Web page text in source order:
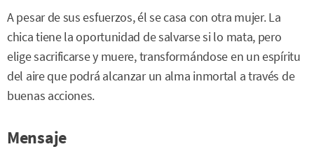
A pesar de sus esfuerzos, él se casa con otra mujer. La
chica tiene la oportunidad de salvarse si lo mata, pero
elige sacrificarse y muere, transformándose en un espíritu
del aire que podrá alcanzar un alma inmortal a través de
buenas acciones.
Mensaje